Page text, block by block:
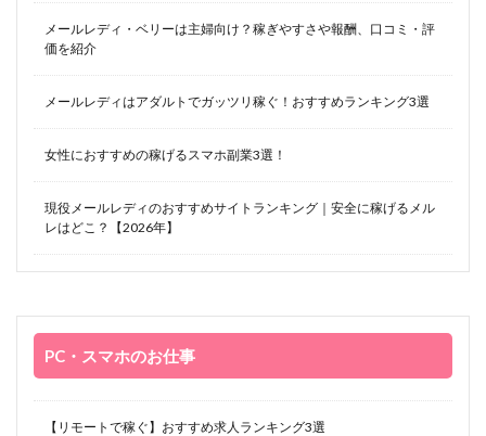
メールレディ・ベリーは主婦向け？稼ぎやすさや報酬、口コミ・評
価を紹介
メールレディはアダルトでガッツリ稼ぐ！おすすめランキング3選
女性におすすめの稼げるスマホ副業3選！
現役メールレディのおすすめサイトランキング｜安全に稼げるメル
レはどこ？【2026年】
PC・スマホのお仕事
【リモートで稼ぐ】おすすめ求人ランキング3選